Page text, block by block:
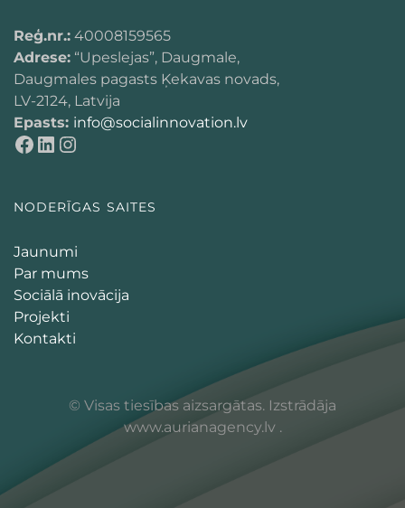
Reģ.nr.: 40008159565
Adrese: “Upeslejas”, Daugmale,
Daugmales pagasts Ķekavas novads,
LV-2124, Latvija
Epasts: info@socialinnovation.lv
NODERĪGAS SAITES
Jaunumi
Par mums
Sociālā inovācija
Projekti
Kontakti
© Visas tiesības aizsargātas. Izstrādāja
www.aurianagency.lv .